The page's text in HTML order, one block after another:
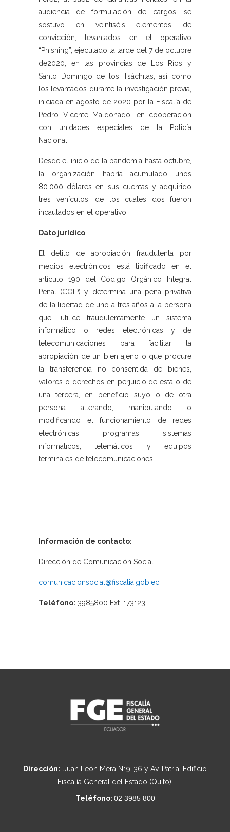
audiencia de formulación de cargos, se
sostuvo en veintiséis elementos de
convicción, levantados en el operativo
“Phishing”, ejecutado la tarde del 7 de octubre
de2020, en las provincias de Los Ríos y
Santo Domingo de los Tsáchilas; así como
los levantados durante la investigación previa,
iniciada en agosto de 2020 por la Fiscalía de
Pedro Vicente Maldonado, en cooperación
con unidades especiales de la Policía
Nacional.
Desde el inicio de la pandemia hasta octubre,
la organización habría acumulado unos
80.000 dólares en sus cuentas y adquirido
tres vehículos, de los cuales dos fueron
incautados en el operativo.
Dato jurídico
El delito de apropiación fraudulenta por
medios electrónicos está tipificado en el
artículo 190 del Código Orgánico Integral
Penal (COIP) y determina una pena privativa
de la libertad de uno a tres años a la persona
que “utilice fraudulentamente un sistema
informático o redes electrónicas y de
telecomunicaciones para facilitar la
apropiación de un bien ajeno o que procure
la transferencia no consentida de bienes,
valores o derechos en perjuicio de esta o de
una tercera, en beneficio suyo o de otra
persona alterando, manipulando o
modificando el funcionamiento de redes
electrónicas, programas, sistemas
informáticos, telemáticos y equipos
terminales de telecomunicaciones”.
Información de contacto:
Dirección de Comunicación Social
comunicacionsocial@fiscalia.gob.ec
Teléfono: 3985800 Ext. 173123
Dirección: Juan León Mera N19-36 y Av. Patria, Edificio
Fiscalía General del Estado (Quito).
Teléfono: 02 3985 800